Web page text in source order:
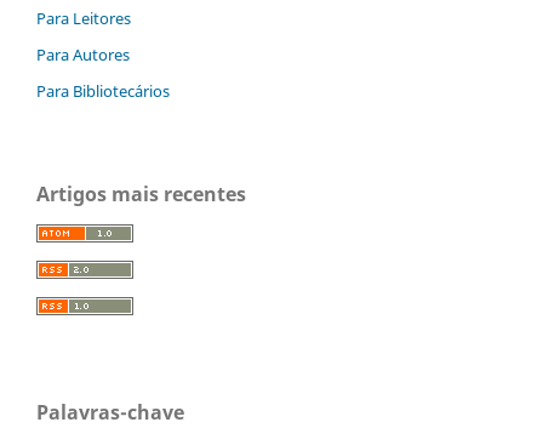
Para Leitores
Para Autores
Para Bibliotecários
Artigos mais recentes
Palavras-chave